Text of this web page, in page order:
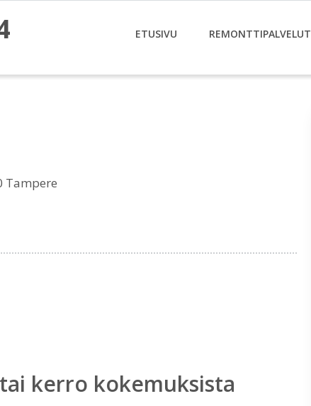
ETUSIVU REMONTTIPALVELUT
Tampere
kerro kokemuksista